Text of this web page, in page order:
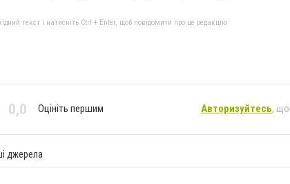
текст і натисніть Ctrl + Enter, щоб повідомити про це редакцію
0,0 Оцініть першим Авторизуйтесь,
джерела